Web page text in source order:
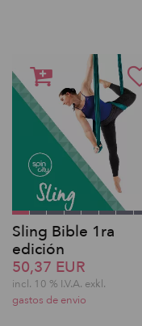
Sling Bible 1ra
edición
50,37 EUR
incl. 10 % I.V.A. exkl.
gastos de envio